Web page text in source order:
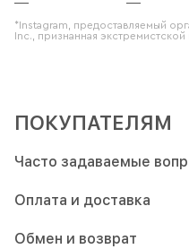
*Instagram, предоставляемый
Inc., признанная
ПОКУПАТЕЛЯМ
Часто задаваемые
Оплата и доставка
Обмен и возврат